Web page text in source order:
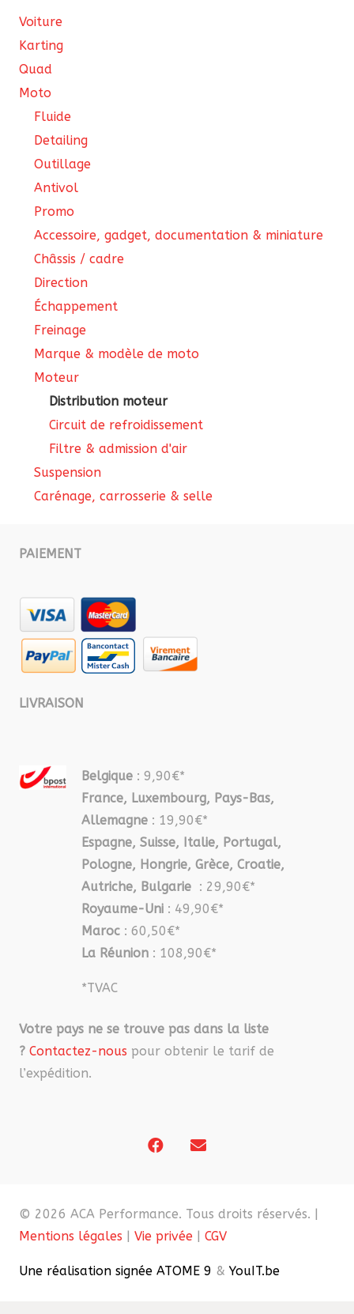
Voiture
Karting
Quad
Moto
Fluide
Detailing
Outillage
Antivol
Promo
Accessoire, gadget, documentation & miniature
Châssis / cadre
Direction
Échappement
Freinage
Marque & modèle de moto
Moteur
Distribution moteur
Circuit de refroidissement
Filtre & admission d'air
Suspension
Carénage, carrosserie & selle
PAIEMENT
LIVRAISON
Belgique : 9,90€*
France, Luxembourg, Pays-Bas,
Allemagne : 19,90€*
Espagne, Suisse, Italie, Portugal,
Pologne, Hongrie, Grèce, Croatie,
Autriche, Bulgarie : 29,90€*
Royaume-Uni : 49,90€*
Maroc : 60,50€*
La Réunion : 108,90€*
*TVAC
Votre pays ne se trouve pas dans la liste
? Contactez-nous pour obtenir le tarif de
l’expédition.
© 2026 ACA Performance. Tous droits réservés. |
Mentions légales | Vie privée | CGV
Une réalisation signée ATOME 9 & YouIT.be